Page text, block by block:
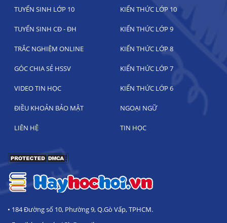
TUYỂN SINH LỚP 10 KIẾN THỨC LỚP 10
TUYỂN SINH CĐ - ĐH KIẾN THỨC LỚP 9
TRẮC NGHIỆM ONLINE KIẾN THỨC LỚP 8
GÓC CHIA SẺ HSSV KIẾN THỨC LỚP 7
VIDEO TIN HỌC KIẾN THỨC LỚP 6
ĐIỀU KHOẢN BẢO MẬT NGOẠI NGỮ
LIÊN HỆ TIN HỌC
• 184 Đường số 10, Phường 9, Q.Gò Vấp, TPHCM.